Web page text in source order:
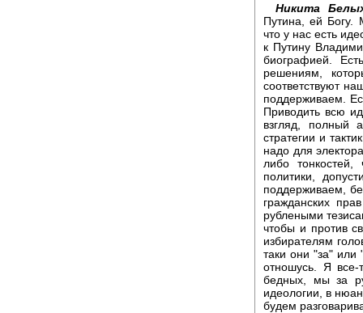
Никита
Путина, ей Богу.
что у нас есть
к Путину
биографией.
решениям,
соответствуют
поддерживаем.
Приводить всю
взгляд, полный
стратегии и
надо для
либо
политики,
поддерживаем,
гражданских
рублеными
чтобы и против
избирателям
таки они "за" или
отношусь. Я
бедных, мы за
идеологии, в
будем